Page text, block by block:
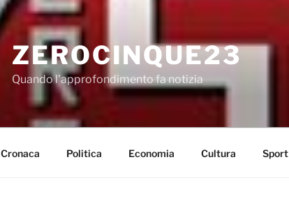
ZEROCINQUE23
Quando l'approfondimento fa notizia
Cronaca Politica Economia Cultura Sport